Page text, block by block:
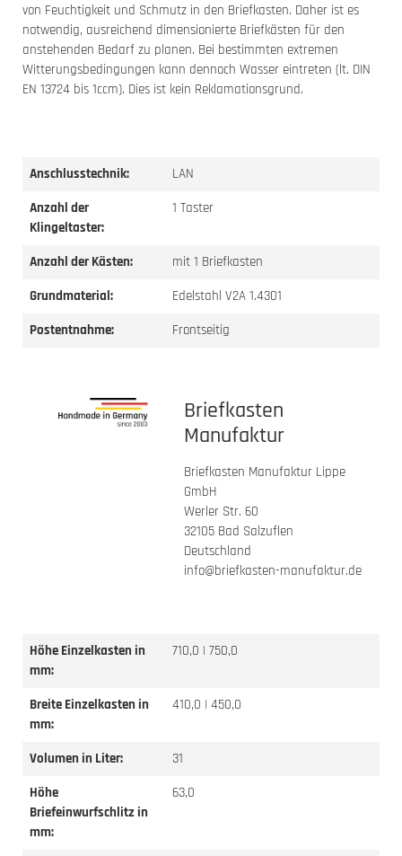
von Feuchtigkeit und Schmutz in den Briefkasten. Daher ist es
notwendig, ausreichend dimensionierte Briefkästen für den
anstehenden Bedarf zu planen. Bei bestimmten extremen
Witterungsbedingungen kann dennoch Wasser eintreten (lt. DIN
EN 13724 bis 1ccm). Dies ist kein Reklamationsgrund.
Anschlusstechnik:
LAN
Anzahl der
Klingeltaster:
1 Taster
Anzahl der Kästen:
mit 1 Briefkasten
Grundmaterial:
Edelstahl V2A 1.4301
Postentnahme:
Frontseitig
Briefkasten
Manufaktur
Briefkasten Manufaktur Lippe
GmbH
Werler Str. 60
32105 Bad Salzuflen
Deutschland
info@briefkasten-manufaktur.de
Höhe Einzelkasten in
mm:
710,0 | 750,0
Breite Einzelkasten in
mm:
410,0 | 450,0
Volumen in Liter:
31
Höhe
Briefeinwurfschlitz in
mm:
63,0